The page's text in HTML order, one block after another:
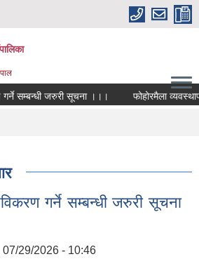
सम्बन्धी जरुरी सूचना ।।। फोहोरमैला
गर्ने सम्बन्धी जरुरी सूचना
07/29/2026 - 10:46